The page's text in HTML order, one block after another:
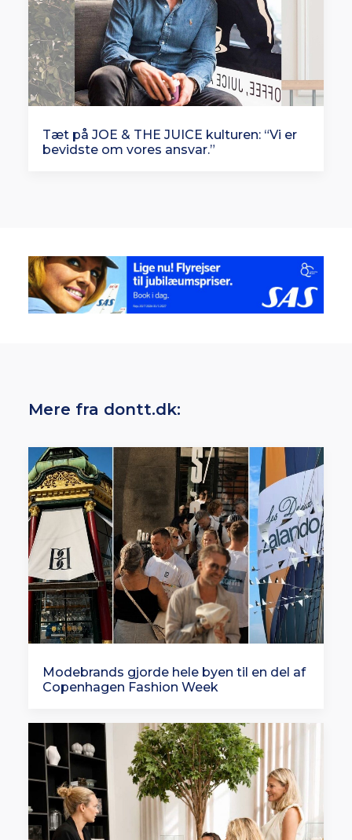
Tæt på JOE & THE JUICE kulturen: “Vi er
bevidste om vores ansvar.”
Mere fra dontt.dk:
Modebrands gjorde hele byen til en del af
Copenhagen Fashion Week